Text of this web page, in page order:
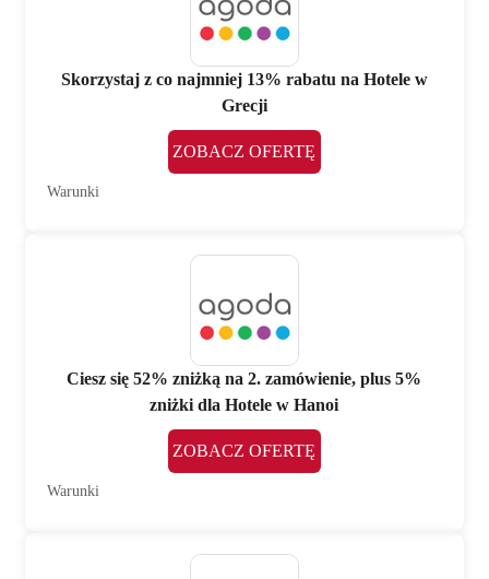
Skorzystaj z co najmniej 13% rabatu na Hotele w
Grecji
ZOBACZ OFERTĘ
Warunki
Ciesz się 52% zniżką na 2. zamówienie, plus 5%
zniżki dla Hotele w Hanoi
ZOBACZ OFERTĘ
Warunki